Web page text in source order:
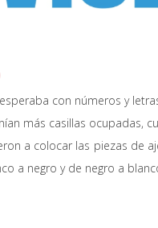
con números y
más casillas ocupadas,
a colocar las piezas de
a negro y de negro a